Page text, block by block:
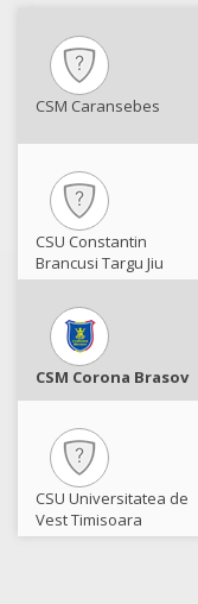
CSM Caransebes
CSU Constantin
Brancusi Targu Jiu
CSM Corona Brasov
CSU Universitatea de
Vest Timisoara